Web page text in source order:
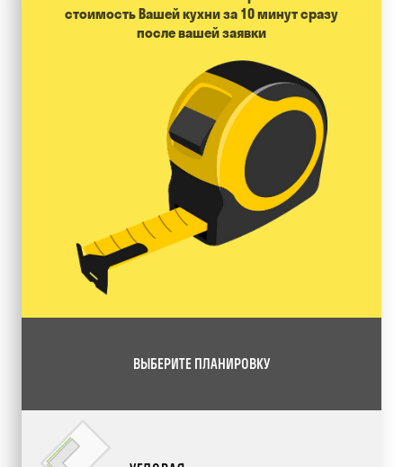
стоимость Вашей кухни за 10 минут сразу
после вашей заявки
ВЫБЕРИТЕ ПЛАНИРОВКУ